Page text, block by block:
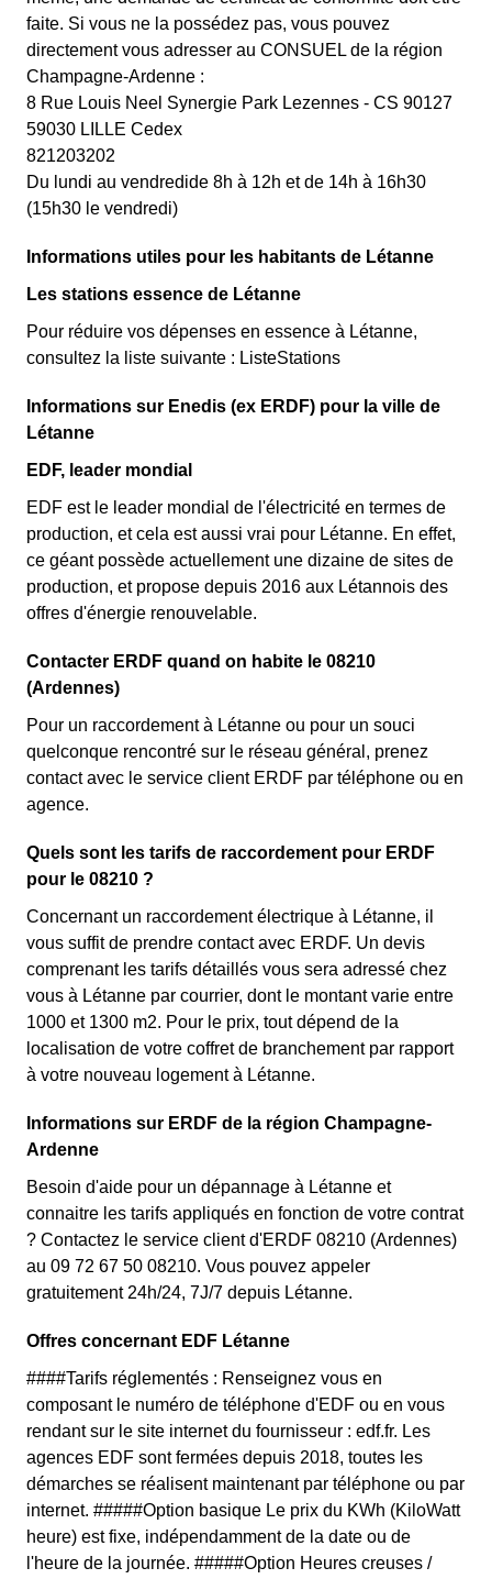
faite. Si vous ne la possédez pas, vous pouvez
directement vous adresser au CONSUEL de la région
Champagne-Ardenne :
8 Rue Louis Neel Synergie Park Lezennes - CS 90127
59030 LILLE Cedex
821203202
Du lundi au vendredide 8h à 12h et de 14h à 16h30
(15h30 le vendredi)
Informations utiles pour les habitants de Létanne
Les stations essence de Létanne
Pour réduire vos dépenses en essence à Létanne,
consultez la liste suivante : ListeStations
Informations sur Enedis (ex ERDF) pour la ville de
Létanne
EDF, leader mondial
EDF est le leader mondial de l'électricité en termes de
production, et cela est aussi vrai pour Létanne. En effet,
ce géant possède actuellement une dizaine de sites de
production, et propose depuis 2016 aux Létannois des
offres d'énergie renouvelable.
Contacter ERDF quand on habite le 08210
(Ardennes)
Pour un raccordement à Létanne ou pour un souci
quelconque rencontré sur le réseau général, prenez
contact avec le service client ERDF par téléphone ou en
agence.
Quels sont les tarifs de raccordement pour ERDF
pour le 08210 ?
Concernant un raccordement électrique à Létanne, il
vous suffit de prendre contact avec ERDF. Un devis
comprenant les tarifs détaillés vous sera adressé chez
vous à Létanne par courrier, dont le montant varie entre
1000 et 1300 m2. Pour le prix, tout dépend de la
localisation de votre coffret de branchement par rapport
à votre nouveau logement à Létanne.
Informations sur ERDF de la région Champagne-
Ardenne
Besoin d'aide pour un dépannage à Létanne et
connaitre les tarifs appliqués en fonction de votre contrat
? Contactez le service client d'ERDF 08210 (Ardennes)
au 09 72 67 50 08210. Vous pouvez appeler
gratuitement 24h/24, 7J/7 depuis Létanne.
Offres concernant EDF Létanne
####Tarifs réglementés : Renseignez vous en
composant le numéro de téléphone d'EDF ou en vous
rendant sur le site internet du fournisseur : edf.fr. Les
agences EDF sont fermées depuis 2018, toutes les
démarches se réalisent maintenant par téléphone ou par
internet. #####Option basique Le prix du KWh (KiloWatt
heure) est fixe, indépendamment de la date ou de
l'heure de la journée. #####Option Heures creuses /